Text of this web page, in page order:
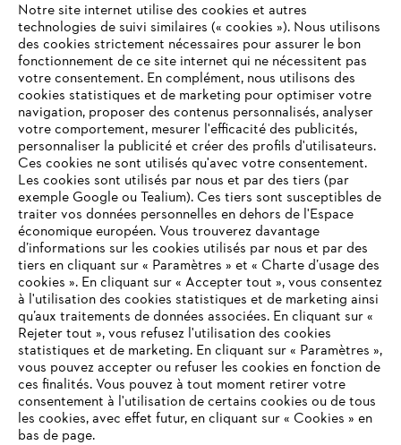
L'Entreprise
Questions / Réponses
Service
Conditions Générales de Vente
VOTRE NAVIGATEUR INTERNET
N'EST PLUS PRIS EN CHARGE
Vous utilisez un navigateur Internet que nous ne prenons plus
en charge, et certaines fonctionnalités de notre site ne
Notre site internet utilise des cookies et autres
technologies de suivi similaires (« cookies »). Nous utilisons
des cookies strictement nécessaires pour assurer le bon
fonctionnement de ce site internet qui ne nécessitent pas
votre consentement. En complément, nous utilisons des
cookies statistiques et de marketing pour optimiser votre
navigation, proposer des contenus personnalisés, analyser
votre comportement, mesurer l'efficacité des publicités,
personnaliser la publicité et créer des profils d'utilisateurs.
Ces cookies ne sont utilisés qu'avec votre consentement.
Les cookies sont utilisés par nous et par des tiers (par
exemple Google ou Tealium). Ces tiers sont susceptibles de
traiter vos données personnelles en dehors de l'Espace
économique européen. Vous trouverez davantage
d’informations sur les cookies utilisés par nous et par des
tiers en cliquant sur « Paramètres » et « Charte d’usage des
cookies ». En cliquant sur « Accepter tout », vous consentez
à l'utilisation des cookies statistiques et de marketing ainsi
qu’aux traitements de données associées. En cliquant sur «
Rejeter tout », vous refusez l'utilisation des cookies
statistiques et de marketing. En cliquant sur « Paramètres »,
vous pouvez accepter ou refuser les cookies en fonction de
ces finalités. Vous pouvez à tout moment retirer votre
consentement à l'utilisation de certains cookies ou de tous
les cookies, avec effet futur, en cliquant sur « Cookies » en
bas de page.